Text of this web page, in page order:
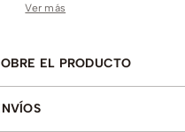
Ver más
EL PRODUCTO